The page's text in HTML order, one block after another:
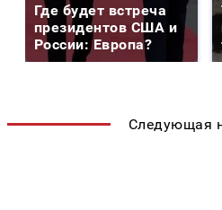
Где будет встреча
президентов США и
России: Европа?
Следующая